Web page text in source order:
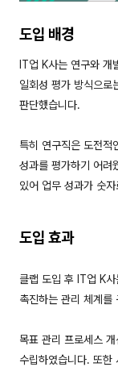
도입 배경
IT업 K사는 연구와 개
일회성 평가 방식으로
판단했습니다.
특히 연구직은 도전적
성과를 평가하기 어려
있어 업무 성과가 숫
도입 효과
클랩 도입 후 IT업 K
촉진하는 관리 체계를
목표 관리 프로세스
수립하였습니다. 또한